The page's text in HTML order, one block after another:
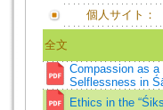
個人サイト：
全文
Compassion as
Selflessness in
Ethics in the